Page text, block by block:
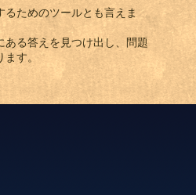
るためのツールとも言えま
ある答えを見つけ出し、問題
ます。